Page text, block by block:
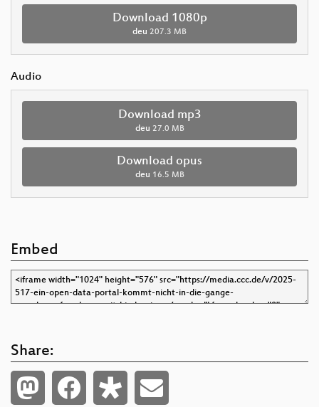
Download 1080p
deu 207.3 MB
Audio
Download mp3
deu 27.0 MB
Download opus
deu 16.5 MB
Embed
Share: